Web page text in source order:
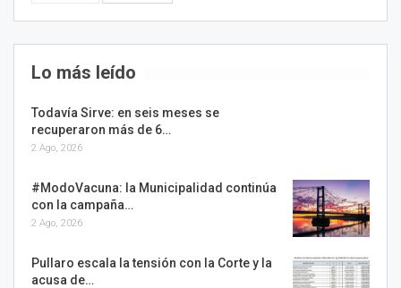
Lo más leído
Todavía Sirve: en seis meses se
recuperaron más de 6…
2 Ago, 2026
#ModoVacuna: la Municipalidad continúa
con la campaña…
2 Ago, 2026
Pullaro escala la tensión con la Corte y la
acusa de…